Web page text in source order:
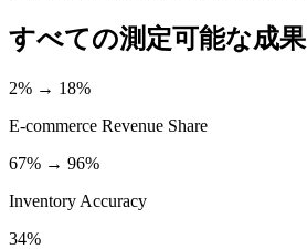
すべての測定可能な成果
2% → 18%
E-commerce Revenue Share
67% → 96%
Inventory Accuracy
34%